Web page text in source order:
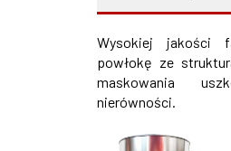
Wysokiej jakości
powłokę ze
maskowania
nierówności.